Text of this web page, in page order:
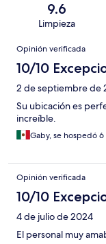
9.6
Limpieza
Opiniones
Opinión verificada
10/10
2 de septiembre de
Su ubicación es
increíble.
Gaby, se hospedó
Opinión verificada
10/10
4 de julio de 2024
El personal muy